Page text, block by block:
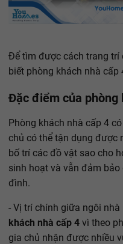
Để tìm được cách trang trí
biết phòng khách nhà cấp
Đặc điểm của phòng
Phòng khách nhà cấp 4
chủ có thể tận dụng được
bố trí các đồ vật sao cho
sinh hoạt và vẫn đảm
đình.
- Vị trí chính giữa ngôi
khách nhà cấp 4 vì theo
gia chủ nhận được nhiều